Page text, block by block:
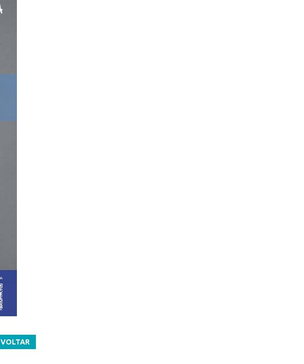
VOLTAR